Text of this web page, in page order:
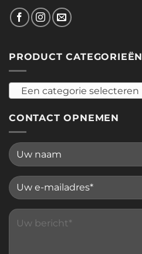
PRODUCT CATEGORIEËN
Een categorie selecteren
CONTACT OPNEMEN
Please leave this field empty.